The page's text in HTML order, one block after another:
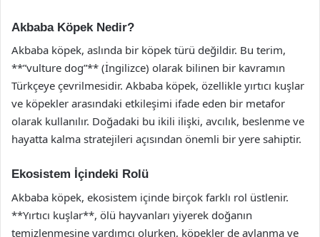
Akbaba Köpek Nedir?
Akbaba köpek, aslında bir köpek türü değildir. Bu terim,
**”vulture dog”** (İngilizce) olarak bilinen bir kavramın
Türkçeye çevrilmesidir. Akbaba köpek, özellikle yırtıcı kuşlar
ve köpekler arasındaki etkileşimi ifade eden bir metafor
olarak kullanılır. Doğadaki bu ikili ilişki, avcılık, beslenme ve
hayatta kalma stratejileri açısından önemli bir yere sahiptir.
Ekosistem İçindeki Rolü
Akbaba köpek, ekosistem içinde birçok farklı rol üstlenir.
**Yırtıcı kuşlar**, ölü hayvanları yiyerek doğanın
temizlenmesine yardımcı olurken, köpekler de avlanma ve